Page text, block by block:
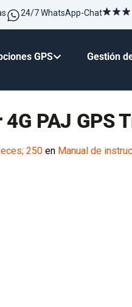
24/7 WhatsApp-Chat
GPS Gestión
4G PAJ GPS
250 en Manual de